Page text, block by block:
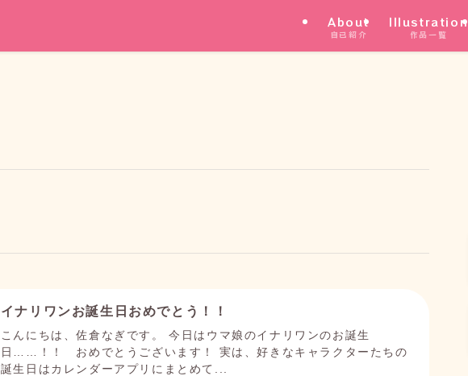
About
自己紹介
Illustration
作品一覧
イナリワンお誕生日おめでとう！！
こんにちは、佐倉なぎです。 今日はウマ娘のイナリワンのお誕生
日……！！ おめでとうございます！ 実は、好きなキャラクターたちの
誕生日はカレンダーアプリにまとめて...